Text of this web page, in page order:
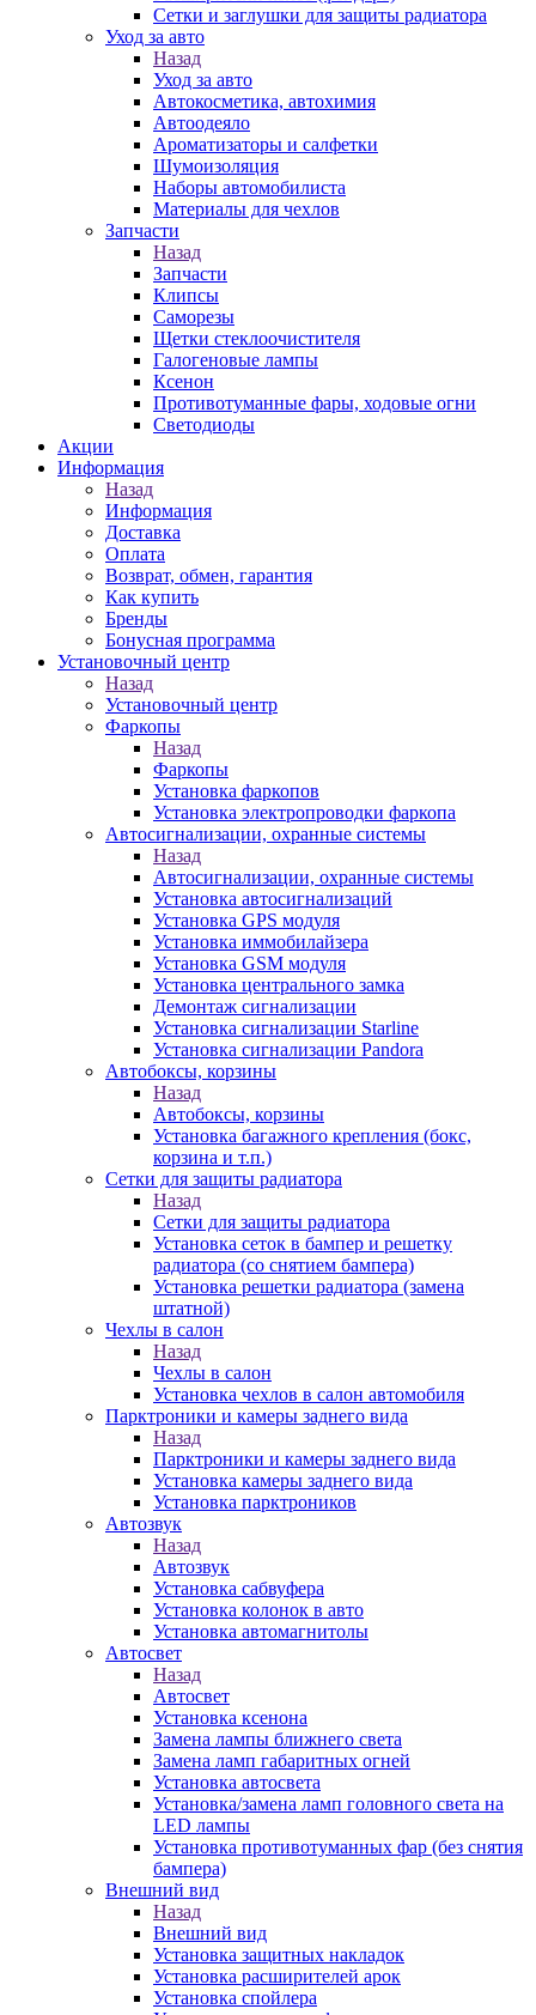
Сетки и заглушки для защиты радиатора
Уход за авто
Назад
Уход за авто
Автокосметика, автохимия
Автоодеяло
Ароматизаторы и салфетки
Шумоизоляция
Наборы автомобилиста
Материалы для чехлов
Запчасти
Назад
Запчасти
Клипсы
Саморезы
Щетки стеклоочистителя
Галогеновые лампы
Ксенон
Противотуманные фары, ходовые огни
Светодиоды
Акции
Информация
Назад
Информация
Доставка
Оплата
Возврат, обмен, гарантия
Как купить
Бренды
Бонусная программа
Установочный центр
Назад
Установочный центр
Фаркопы
Назад
Фаркопы
Установка фаркопов
Установка электропроводки фаркопа
Автосигнализации, охранные системы
Назад
Автосигнализации, охранные системы
Установка автосигнализаций
Установка GPS модуля
Установка иммобилайзера
Установка GSM модуля
Установка центрального замка
Демонтаж сигнализации
Установка сигнализации Starline
Установка сигнализации Pandora
Автобоксы, корзины
Назад
Автобоксы, корзины
Установка багажного крепления (бокс,
корзина и т.п.)
Сетки для защиты радиатора
Назад
Сетки для защиты радиатора
Установка сеток в бампер и решетку
радиатора (со снятием бампера)
Установка решетки радиатора (замена
штатной)
Чехлы в салон
Назад
Чехлы в салон
Установка чехлов в салон автомобиля
Парктроники и камеры заднего вида
Назад
Парктроники и камеры заднего вида
Установка камеры заднего вида
Установка парктроников
Автозвук
Назад
Автозвук
Установка сабвуфера
Установка колонок в авто
Установка автомагнитолы
Автосвет
Назад
Автосвет
Установка ксенона
Замена лампы ближнего света
Замена ламп габаритных огней
Установка автосвета
Установка/замена ламп головного света на
LED лампы
Установка противотуманных фар (без снятия
бампера)
Внешний вид
Назад
Внешний вид
Установка защитных накладок
Установка расширителей арок
Установка спойлера